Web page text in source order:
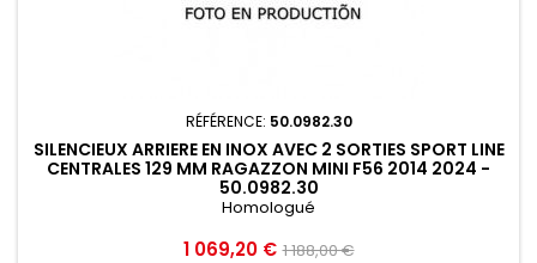
RÉFÉRENCE: 50.0982.30
SILENCIEUX ARRIERE EN INOX AVEC 2 SORTIES SPORT LINE
CENTRALES 129 MM RAGAZZON MINI F56 2014 2024 -
50.0982.30
Homologué
Prix
1 069,20 € Prix
1 188,00 €